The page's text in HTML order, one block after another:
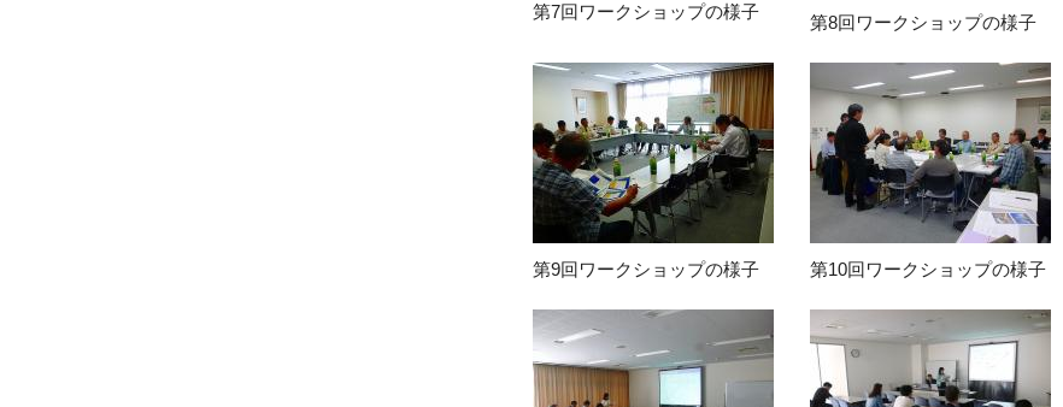
第7回ワークショップの様子
第8回ワークショップの様子
第9回ワークショップの様子 第10回ワークショップの様子